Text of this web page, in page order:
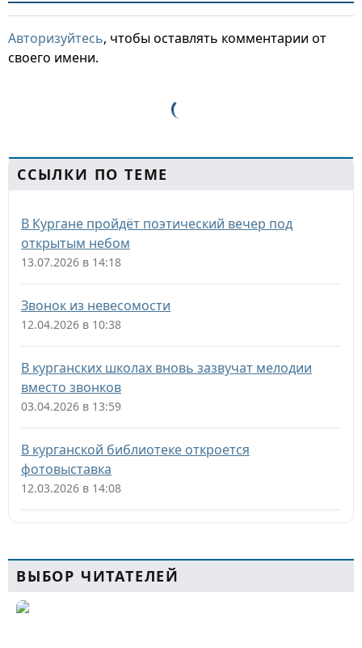
Авторизуйтесь, чтобы оставлять комментарии от
своего имени.
ССЫЛКИ ПО ТЕМЕ
В Кургане пройдёт поэтический вечер под
открытым небом
13.07.2026 в 14:18
Звонок из невесомости
12.04.2026 в 10:38
В курганских школах вновь зазвучат мелодии
вместо звонков
03.04.2026 в 13:59
В курганской библиотеке откроется
фотовыставка
12.03.2026 в 14:08
ВЫБОР ЧИТАТЕЛЕЙ